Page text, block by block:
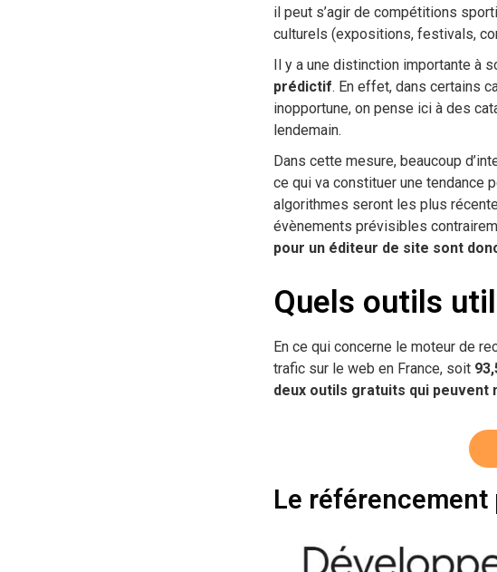
il peut s’agir de compétitions
culturels (expositions, festivals,
Il y a une distinction importante à
prédictif. En effet, dans certains
inopportune, on pense ici à des
lendemain.
Dans cette mesure, beaucoup
ce qui va constituer une tendance
algorithmes seront les plus
évènements prévisibles
pour un éditeur de site sont
Quels outils
En ce qui concerne le moteur de
trafic sur le web en France, soit
deux outils gratuits qui
Le